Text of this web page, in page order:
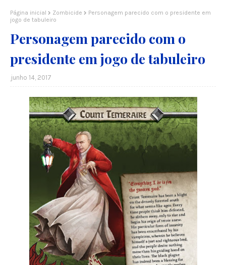
Página inicial Zombicide
Personagem parecido com o presidente em
jogo de tabuleiro
Personagem parecido com o
presidente em jogo de tabuleiro
junho 14, 2017